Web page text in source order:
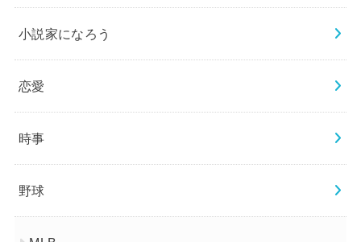
小説家になろう
恋愛
時事
野球